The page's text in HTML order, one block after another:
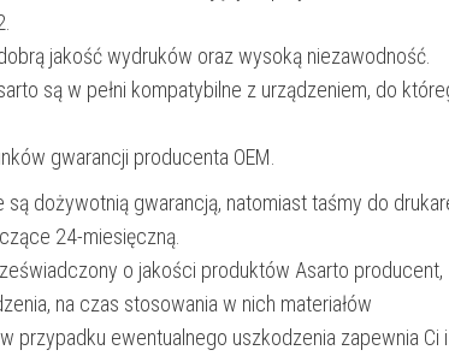
jakość wydruków oraz wysoką niezawodność.
są w pełni kompatybilne z urządzeniem, do
gwarancji producenta OEM.
są dożywotnią gwarancją, natomiast taśmy do
24-miesięczną.
o jakości produktów Asarto producent,
na czas stosowania w nich materiałów
przypadku ewentualnego uszkodzenia zapewnia Ci